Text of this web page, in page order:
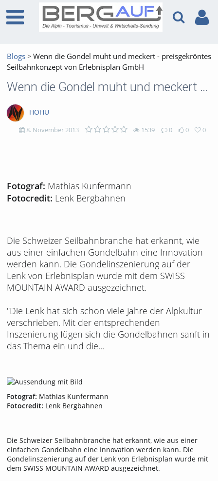
Blogs
Wenn die Gondel muht und meckert - preisgekröntes
Seilbahnkonzept von Erlebnisplan GmbH
Wenn die Gondel muht und meckert - preisgekröntes Seilbahnkonzept von Erlebnisplan GmbH
HOHU
8. November 2013 1539 0 0 0
Fotograf: Mathias Kunfermann
Fotocredit: Lenk Bergbahnen
Die Schweizer Seilbahnbranche hat erkannt, wie
aus einer einfachen Gondelbahn eine Innovation
werden kann. Die Gondelinszenierung auf der
Lenk von Erlebnisplan wurde mit dem SWISS
MOUNTAIN AWARD ausgezeichnet.
"Die Lenk hat sich schon viele Jahre der Alpkultur
verschrieben. Mit der entsprechenden
Inszenierung fügen sich die Gondelbahnen sanft in
das Thema ein und die...
Fotograf: Mathias Kunfermann
Fotocredit: Lenk Bergbahnen
Die Schweizer Seilbahnbranche hat erkannt, wie aus einer
einfachen Gondelbahn eine Innovation werden kann. Die
Gondelinszenierung auf der Lenk von Erlebnisplan wurde mit
dem SWISS MOUNTAIN AWARD ausgezeichnet.